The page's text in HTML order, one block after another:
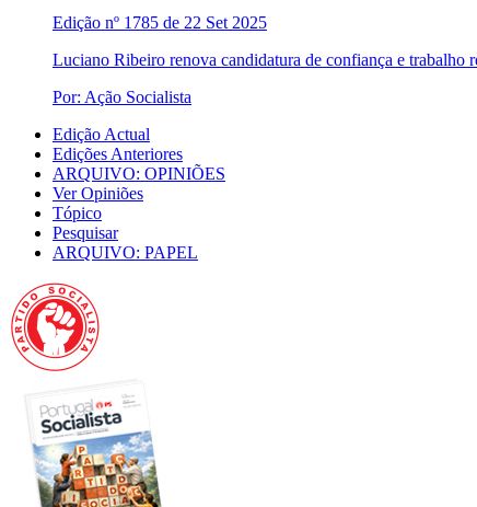
Edição nº 1785 de 22 Set 2025
Luciano Ribeiro renova candidatura de confiança e trabalho
Por: Ação Socialista
Edição Actual
Edições Anteriores
ARQUIVO: OPINIÕES
Ver Opiniões
Tópico
Pesquisar
ARQUIVO: PAPEL